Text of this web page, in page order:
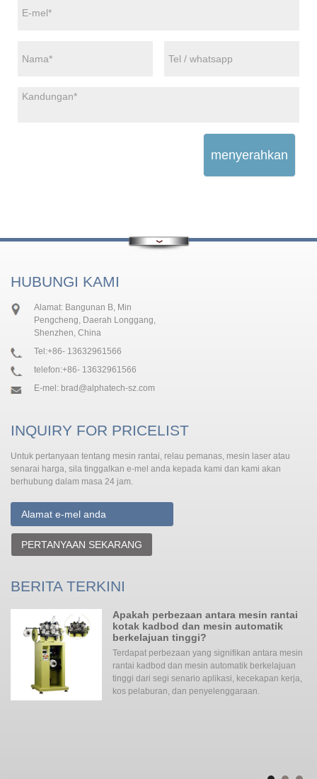
menyerahkan
HUBUNGI KAMI
Alamat: Bangunan B, Min
Pengcheng, Daerah Longgang,
Shenzhen, China
Tel:+86- 13632961566
telefon:+86- 13632961566
E-mel: brad@alphatech-sz.com
INQUIRY FOR PRICELIST
Untuk pertanyaan tentang mesin rantai, relau pemanas, mesin laser atau
senarai harga, sila tinggalkan e-mel anda kepada kami dan kami akan
berhubung dalam masa 24 jam.
PERTANYAAN SEKARANG
BERITA TERKINI
Apakah perbezaan antara mesin rantai
kotak kadbod dan mesin automatik
berkelajuan tinggi?
Terdapat perbezaan yang signifikan antara mesin
rantai kadbod dan mesin automatik berkelajuan
tinggi dari segi senario aplikasi, kecekapan kerja,
kos pelaburan, dan penyelenggaraan. ‌‌